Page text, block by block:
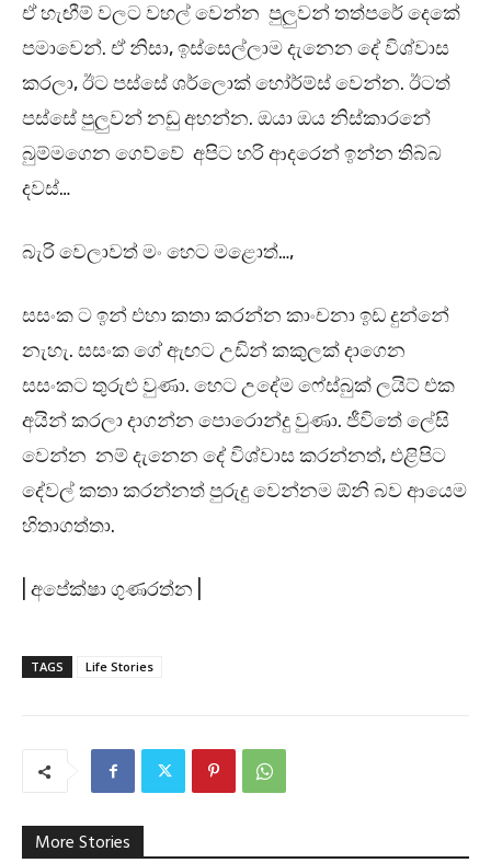
ඒ හැඟීම් වලට වහල් වෙන්න පුලුවන් තත්පරේ දෙකේ
පමාවෙන්. ඒ නිසා, ඉස්සෙල්ලාම දැනෙන දේ විශ්වාස
කරලා, ඊට පස්සේ ශර්ලොක් හෝර්ම්ස් වෙන්න. ඊටත්
පස්සේ පුලුවන් නඩු අහන්න. ඔයා ඔය නිස්කාරනේ
බුම්මගෙන ගෙව්වේ අපිට හරි ආදරෙන් ඉන්න තිබ්බ
දවස්…
බැරි වෙලාවත් මං හෙට මළොත්…,
සසංක ට ඉන් එහා කතා කරන්න කාංචනා ඉඩ දුන්නේ
නැහැ. සසංක ගේ ඇඟට උඩින් කකුලක් දාගෙන
සසංකට තුරුළු වුණා. හෙට උදේම ෆේස්බුක් ලයිට් එක
අයින් කරලා දාගන්න පොරොන්දු වුණා. ජීවිතේ ලේසි
වෙන්න නම් දැනෙන දේ විශ්වාස කරන්නත්, එළිපිට
දේවල් කතා කරන්නත් පුරුදු වෙන්නම ඕනි බව ආයෙම
හිතාගත්තා.
| අපේක්ෂා ගුණරත්න |
TAGS Life Stories
More Stories